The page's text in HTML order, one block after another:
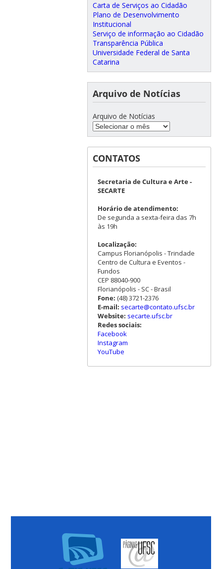
Carta de Serviços ao Cidadão
Plano de Desenvolvimento
Institucional
Serviço de informação ao Cidadão
Transparência Pública
Universidade Federal de Santa
Catarina
Arquivo de Notícias
Arquivo de Notícias
CONTATOS
Secretaria de Cultura e Arte -
SECARTE
Horário de atendimento:
De segunda a sexta-feira das 7h
às 19h
Localização:
Campus Florianópolis - Trindade
Centro de Cultura e Eventos -
Fundos
CEP 88040-900
Florianópolis - SC - Brasil
Fone: (48) 3721-2376
E-mail: secarte@contato.ufsc.br
Website: secarte.ufsc.br
Redes sociais:
Facebook
Instagram
YouTube